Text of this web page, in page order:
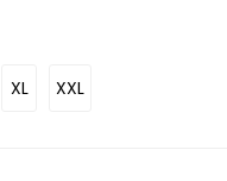
XL XXL